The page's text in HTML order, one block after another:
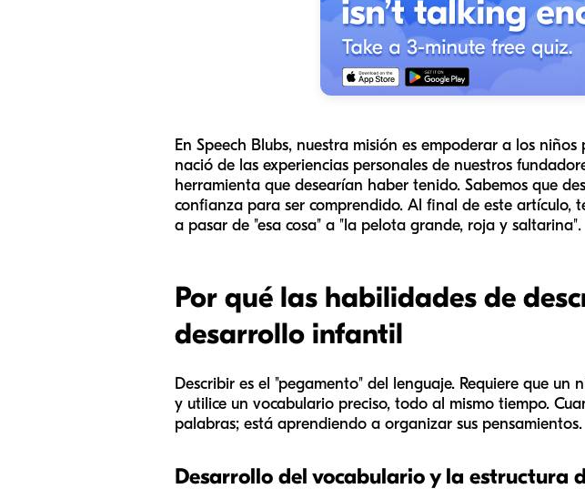
En Speech Blubs, nuestra misión es empoderar a los
nació de las experiencias personales de nuestros
herramienta que desearían haber tenido. Sabemos que
confianza para ser comprendido. Al final de este
a pasar de "esa cosa" a "la pelota grande, roja y saltarina".
Por qué las habilidades de
desarrollo infantil
Describir es el "pegamento" del lenguaje. Requiere que
y utilice un vocabulario preciso, todo al mismo tiempo.
palabras; está aprendiendo a organizar sus pensamientos.
Desarrollo del vocabulario y la estructura